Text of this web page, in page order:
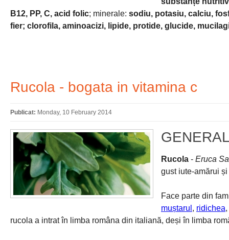
B12, PP, C, acid folic; minerale: sodiu, potasiu, calciu,
fier; clorofila, aminoacizi, lipide, protide, glucide,
Rucola - bogata in vitamina c
Publicat: Monday, 10 February 2014
Rucola - Eruca
gust iute-amărui
Face parte din
muștarul , ridichea
rucola a intrat în limba româna din italiană, deși în limba